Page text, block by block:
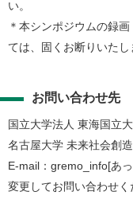
い。
＊本シンポジウムの録
ては、固くお断りいたし
お問い合わせ先
国立大学法人 東海国立
名古屋大学 未来社会創
E-mail：gremo_info[
変更してお問い合わせく